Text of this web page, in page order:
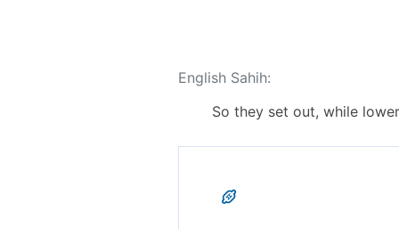
English Sahih:
So they set out, while